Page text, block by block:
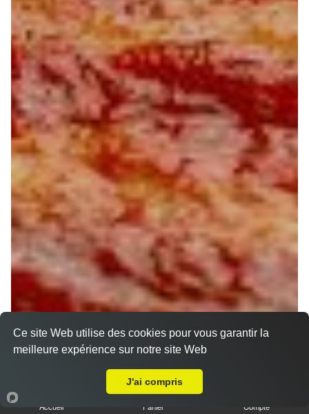
Accueil Panier Compte
Ce site Web utilise des cookies pour vous garantir la
meilleure expérience sur notre site Web
J'ai compris